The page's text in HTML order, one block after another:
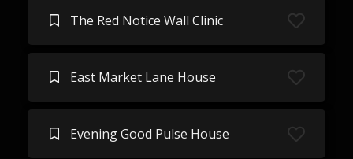
The Red Notice Wall Clinic
East Market Lane House
Evening Good Pulse House